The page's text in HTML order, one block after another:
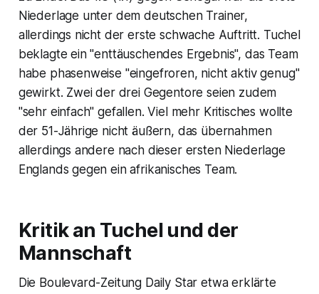
Niederlage unter dem deutschen Trainer,
allerdings nicht der erste schwache Auftritt. Tuchel
beklagte ein "enttäuschendes Ergebnis", das Team
habe phasenweise "eingefroren, nicht aktiv genug"
gewirkt. Zwei der drei Gegentore seien zudem
"sehr einfach" gefallen. Viel mehr Kritisches wollte
der 51-Jährige nicht äußern, das übernahmen
allerdings andere nach dieser ersten Niederlage
Englands gegen ein afrikanisches Team.
Kritik an Tuchel und der
Mannschaft
Die Boulevard-Zeitung Daily Star etwa erklärte